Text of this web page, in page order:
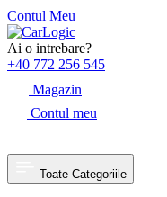
Contul Meu
Skip
to
content
Ai o intrebare?
+40 772 256 545
Magazin
Contul meu
Toate Categoriile